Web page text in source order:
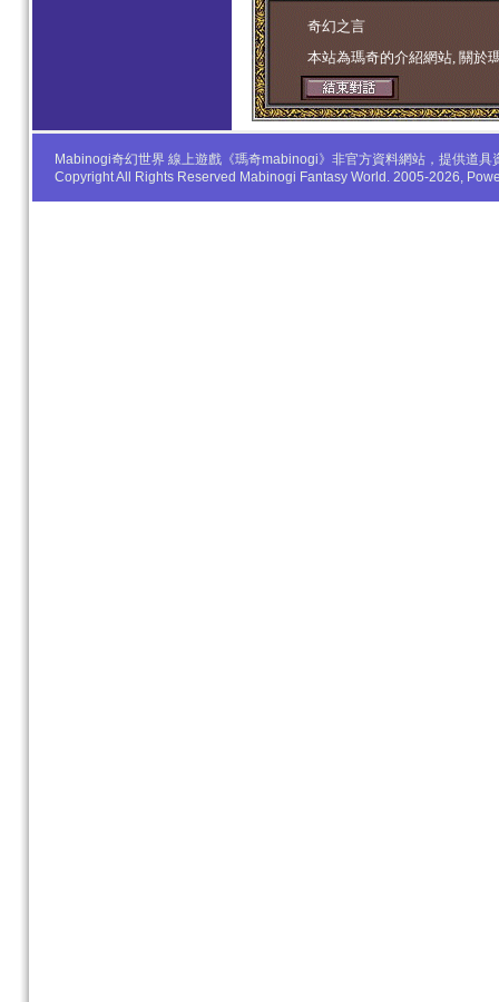
学生妹 奇幻之言
本站為瑪奇的介紹網站, 關於
Mabinogi奇幻世界 線上遊戲《瑪奇mabinogi》非官方資料網站，提供道
Copyright All Rights Reserved Mabinogi Fantasy World. 2005-2026,